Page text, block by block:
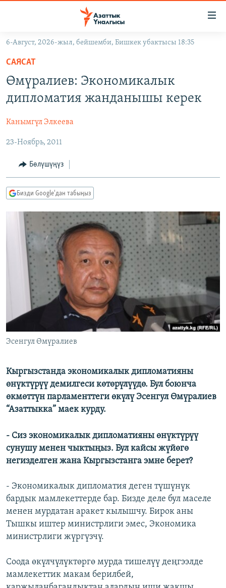
Навигацияга
өтүңүз
Издөөгө
салыңызКЫРГЫЗСТАН
ЭКОНОМИКА
МАДАНИЯТ
ДҮЙНӨ
БОРБОР АЗИЯ
АТАЙЫН ИЛИКТӨӨ
ТВ ПРОГРАММАЛАР
БҮГҮН АЗАТТЫКТА
БИЗ ЖАНА ДҮЙНӨ
ДАНИСТЕ
ЭЖЕ-СИҢДИЛЕР
АЗАТТЫК+
ЫҢГАЙСЫЗ СУРООЛОР
ПОДКАСТ
ӨЗГӨЧӨ ПИКИР
ОНЛАЙН ШЕРИНЕ
ЭЕ/АРнун бардык сайттары
6-Август, 2026-жыл, бейшемби, Бишкек убактысы 18:35
САЯСАТ
Өмүралиев: Экономикалык
дипломатия жанданышы керек
Канымгүл Элкеева
23-Ноябрь, 2011
Бөлүшүңүз
Бизди Google'дан табыңыз
Эсенгул Өмүралиев
Кыргызстанда экономикалык дипломатияны
өнүктүрүү демилгеси көтөрүлүүдө. Бул боюнча
өкмөттүн парламенттеги өкүлү Эсенгул Өмүралиев
“Азаттыкка” маек курду.
- Сиз экономикалык дипломатияны өнүктүрүү
сунушу менен чыктыңыз. Бул кайсы жүйөгө
негизделген жана Кыргызстанга эмне берет?
- Экономикалык дипломатия деген түшүнүк
бардык мамлекеттерде бар. Бизде деле бул маселе
менен мурдатан аракет кылышчу. Бирок аны
Тышкы иштер министрлиги эмес, Экономика
министрлиги жүргүзчү.
Соода өкүлчүлүктөргө мурда тишелүү деңгээлде
мамлекеттик макам берилбей,